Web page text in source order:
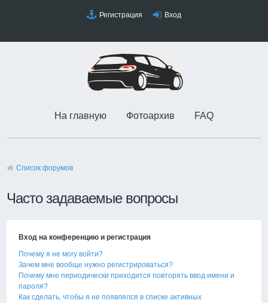
Регистрация Вход
На главную Фотоархив FAQ
Список форумов
Часто задаваемые вопросы
Вход на конференцию и регистрация
Почему я не могу войти?
Зачем мне вообще нужно регистрироваться?
Почему мне периодически приходится повторять ввод имени и
пароля?
Как сделать, чтобы я не появлялся в списке активных